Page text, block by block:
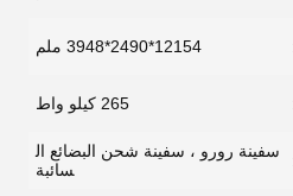
12154*2490*3948 ملم
265 كيلو واط
سفينة رورو ، سفينة شحن البضائع ال
سائبة